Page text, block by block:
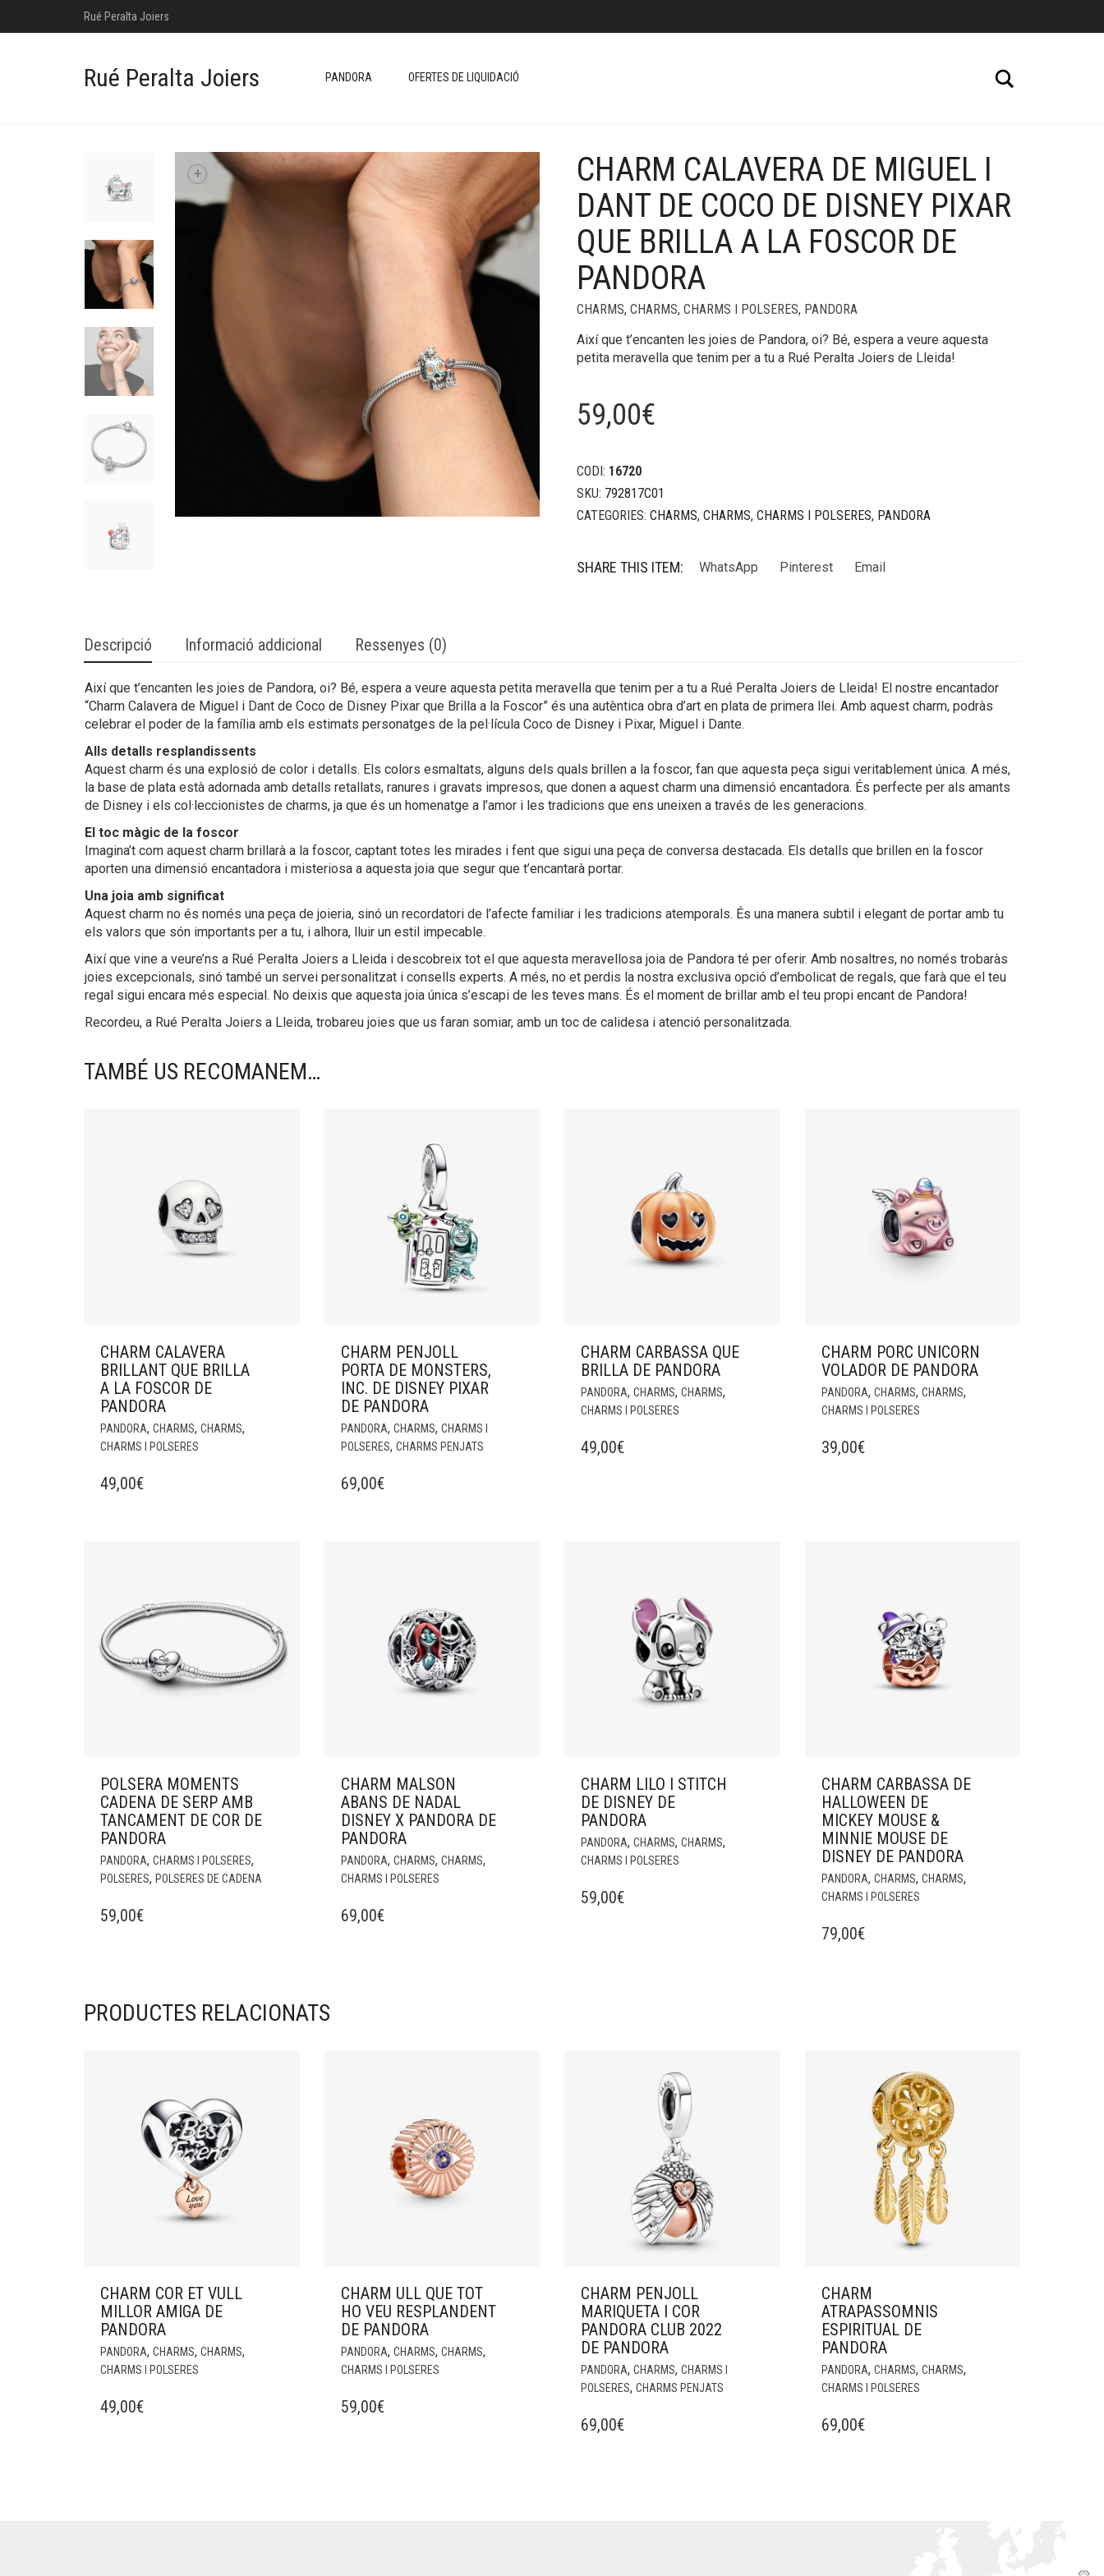
Rué Peralta Joiers
Rué Peralta Joiers PANDORA OFERTES DE LIQUIDACIÓ
+ +
CHARM CALAVERA DE MIGUEL I
DANT DE COCO DE DISNEY PIXAR
QUE BRILLA A LA FOSCOR DE
PANDORA
CHARMS, CHARMS, CHARMS I POLSERES, PANDORA
Així que t’encanten les joies de Pandora, oi? Bé, espera a veure aquesta
petita meravella que tenim per a tu a Rué Peralta Joiers de Lleida!
59,00€
CODI: 16720
SKU: 792817C01
CATEGORIES: CHARMS, CHARMS, CHARMS I POLSERES, PANDORA
SHARE THIS ITEM: WhatsApp Pinterest Email
Descripció Informació addicional Ressenyes (0)
Així que t’encanten les joies de Pandora, oi? Bé, espera a veure aquesta petita meravella que tenim per a tu a Rué Peralta Joiers de Lleida! El nostre encantador
“Charm Calavera de Miguel i Dant de Coco de Disney Pixar que Brilla a la Foscor” és una autèntica obra d’art en plata de primera llei. Amb aquest charm, podràs
celebrar el poder de la família amb els estimats personatges de la pel·lícula Coco de Disney i Pixar, Miguel i Dante.
Alls detalls resplandissents
Aquest charm és una explosió de color i detalls. Els colors esmaltats, alguns dels quals brillen a la foscor, fan que aquesta peça sigui veritablement única. A més,
la base de plata està adornada amb detalls retallats, ranures i gravats impresos, que donen a aquest charm una dimensió encantadora. És perfecte per als amants
de Disney i els col·leccionistes de charms, ja que és un homenatge a l’amor i les tradicions que ens uneixen a través de les generacions.
El toc màgic de la foscor
Imagina’t com aquest charm brillarà a la foscor, captant totes les mirades i fent que sigui una peça de conversa destacada. Els detalls que brillen en la foscor
aporten una dimensió encantadora i misteriosa a aquesta joia que segur que t’encantarà portar.
Una joia amb significat
Aquest charm no és només una peça de joieria, sinó un recordatori de l’afecte familiar i les tradicions atemporals. És una manera subtil i elegant de portar amb tu
els valors que són importants per a tu, i alhora, lluir un estil impecable.
Així que vine a veure’ns a Rué Peralta Joiers a Lleida i descobreix tot el que aquesta meravellosa joia de Pandora té per oferir. Amb nosaltres, no només trobaràs
joies excepcionals, sinó també un servei personalitzat i consells experts. A més, no et perdis la nostra exclusiva opció d’embolicat de regals, que farà que el teu
regal sigui encara més especial. No deixis que aquesta joia única s’escapi de les teves mans. És el moment de brillar amb el teu propi encant de Pandora!
Recordeu, a Rué Peralta Joiers a Lleida, trobareu joies que us faran somiar, amb un toc de calidesa i atenció personalitzada.
TAMBÉ US RECOMANEM…
CHARM CALAVERA
BRILLANT QUE BRILLA
A LA FOSCOR DE
PANDORA
PANDORA, CHARMS, CHARMS,
CHARMS I POLSERES
49,00€
CHARM PENJOLL
PORTA DE MONSTERS,
INC. DE DISNEY PIXAR
DE PANDORA
PANDORA, CHARMS, CHARMS I
POLSERES, CHARMS PENJATS
69,00€
CHARM CARBASSA QUE
BRILLA DE PANDORA
PANDORA, CHARMS, CHARMS,
CHARMS I POLSERES
49,00€
CHARM PORC UNICORN
VOLADOR DE PANDORA
PANDORA, CHARMS, CHARMS,
CHARMS I POLSERES
39,00€
POLSERA MOMENTS
CADENA DE SERP AMB
TANCAMENT DE COR DE
PANDORA
PANDORA, CHARMS I POLSERES,
POLSERES, POLSERES DE CADENA
59,00€
CHARM MALSON
ABANS DE NADAL
DISNEY X PANDORA DE
PANDORA
PANDORA, CHARMS, CHARMS,
CHARMS I POLSERES
69,00€
CHARM LILO I STITCH
DE DISNEY DE
PANDORA
PANDORA, CHARMS, CHARMS,
CHARMS I POLSERES
59,00€
CHARM CARBASSA DE
HALLOWEEN DE
MICKEY MOUSE &
MINNIE MOUSE DE
DISNEY DE PANDORA
PANDORA, CHARMS, CHARMS,
CHARMS I POLSERES
79,00€
PRODUCTES RELACIONATS
CHARM COR ET VULL
MILLOR AMIGA DE
PANDORA
PANDORA, CHARMS, CHARMS,
CHARMS I POLSERES
49,00€
CHARM ULL QUE TOT
HO VEU RESPLANDENT
DE PANDORA
PANDORA, CHARMS, CHARMS,
CHARMS I POLSERES
59,00€
CHARM PENJOLL
MARIQUETA I COR
PANDORA CLUB 2022
DE PANDORA
PANDORA, CHARMS, CHARMS I
POLSERES, CHARMS PENJATS
69,00€
CHARM
ATRAPASSOMNIS
ESPIRITUAL DE
PANDORA
PANDORA, CHARMS, CHARMS,
CHARMS I POLSERES
69,00€